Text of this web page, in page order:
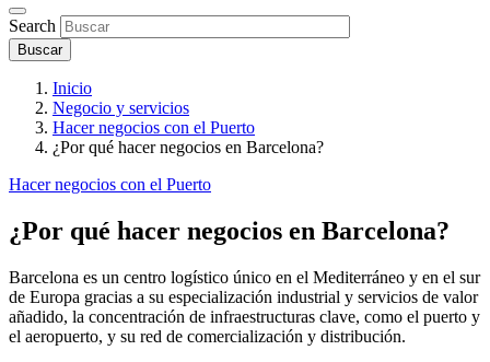
Search
Inicio
Negocio y servicios
Hacer negocios con el Puerto
¿Por qué hacer negocios en Barcelona?
Hacer negocios con el Puerto
¿Por qué hacer negocios en Barcelona?
Barcelona es un centro logístico único en el Mediterráneo y en el sur
de Europa gracias a su especialización industrial y servicios de valor
añadido, la concentración de infraestructuras clave, como el puerto y
el aeropuerto, y su red de comercialización y distribución.